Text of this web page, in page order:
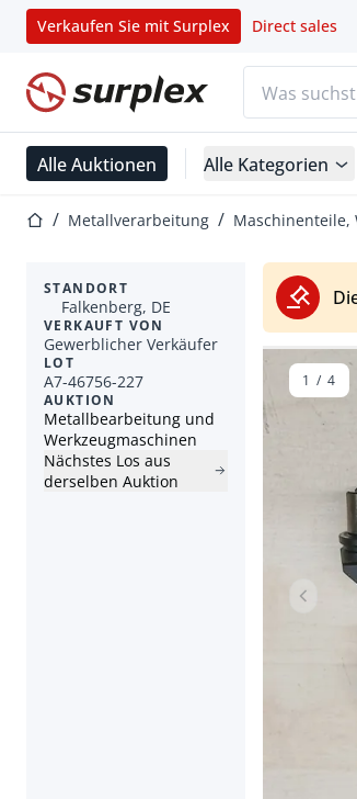
Verkaufen Sie mit Surplex Direct sales
Startseite
Alle Auktionen Alle Kategorien
StartseiteMetallverarbeitung Maschinenteile,
STANDORT
Falkenberg, DE
VERKAUFT VON
Gewerblicher Verkäufer
LOT
A7-46756-227
AUKTION
Metallbearbeitung und
Werkzeugmaschinen
Nächstes Los aus
derselben Auktion
1 / 4